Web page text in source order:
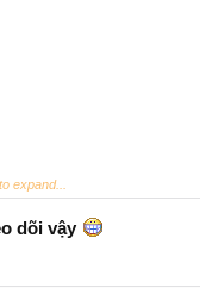
expand...
dõi vậy